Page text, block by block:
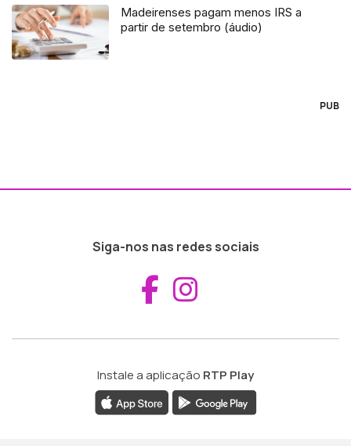
Madeirenses pagam menos IRS a
partir de setembro (áudio)
PUB
Siga-nos nas redes sociais
Aceder ao
Instale a aplicação RTP Play